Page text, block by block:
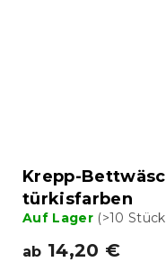
Krepp-
türkisfarben
Auf Lager (>10
ab 14,20 €